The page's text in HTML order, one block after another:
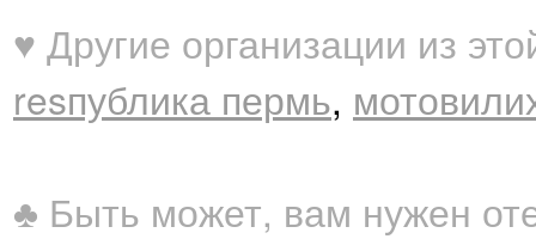
♥ Другие организации из
resпублика пермь,
♣ Быть может, вам нужен